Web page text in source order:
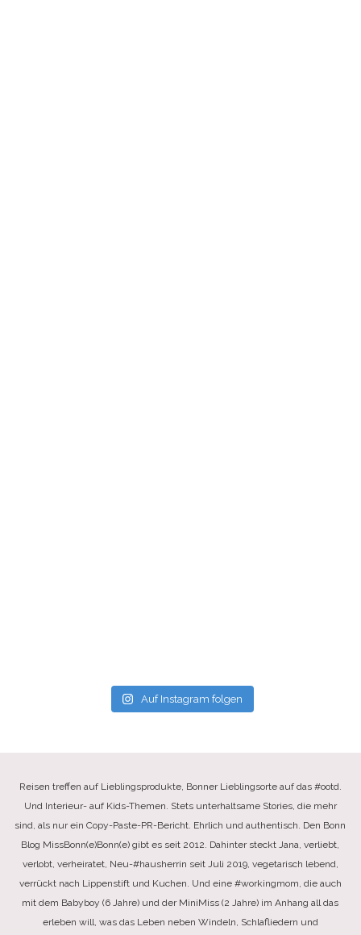
Auf Instagram folgen
Reisen treffen auf Lieblingsprodukte, Bonner Lieblingsorte auf das #ootd.
Und Interieur- auf Kids-Themen. Stets unterhaltsame Stories, die mehr
sind, als nur ein Copy-Paste-PR-Bericht. Ehrlich und authentisch. Den Bonn
Blog MissBonn(e)Bonn(e) gibt es seit 2012. Dahinter steckt Jana, verliebt,
verlobt, verheiratet, Neu-#hausherrin seit Juli 2019, vegetarisch lebend,
verrückt nach Lippenstift und Kuchen. Und eine #workingmom, die auch
mit dem Babyboy (6 Jahre) und der MiniMiss (2 Jahre) im Anhang all das
erleben will, was das Leben neben Windeln, Schlafliedern und